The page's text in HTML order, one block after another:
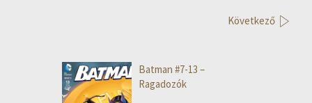
Következő
Batman #7-13 –
Ragadozók